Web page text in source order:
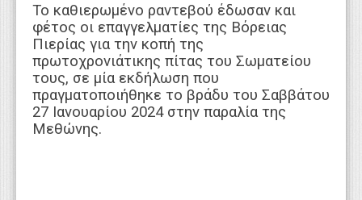
Το καθιερωμένο ραντεβού έδωσαν και
φέτος οι επαγγελματίες της Βόρειας
Πιερίας για την κοπή της
πρωτοχρονιάτικης πίτας του Σωματείου
τους, σε μία εκδήλωση που
πραγματοποιήθηκε το βράδυ του Σαββάτου
27 Ιανουαρίου 2024 στην παραλία της
Μεθώνης.